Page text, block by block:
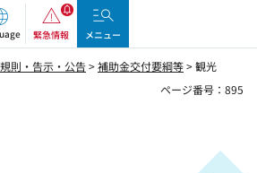
緊急情報 メニュー
則・告示・公告>補助金交付要綱等> 観光
ページ番号：895